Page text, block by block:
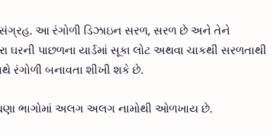
સંગ્રહ. આ રંગોળી ડિઝાઇન સરળ, સરળ છે અને તેને
પાછળના યાર્ડમાં સૂકા લોટ અથવા ચાકથી સરળતાથી
રંગોળી બનાવતા શીખી શકે છે.
ઘણા ભાગોમાં અલગ અલગ નામોથી ઓળખાય છે.